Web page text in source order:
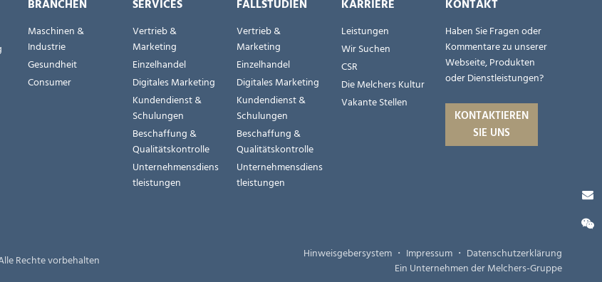
BRANCHEN
Maschinen &
Industrie
Gesundheit
Consumer
SERVICES
Vertrieb &
Marketing
Einzelhandel
Digitales Marketing
Kundendienst &
Schulungen
Beschaffung &
Qualitätskontrolle
Unternehmensdiens
tleistungen
FALLSTUDIEN
Vertrieb &
Marketing
Einzelhandel
Digitales Marketing
Kundendienst &
Schulungen
Beschaffung &
Qualitätskontrolle
Unternehmensdiens
tleistungen
KARRIERE
Leistungen
Wir Suchen
CSR
Die Melchers Kultur
Vakante Stellen
KONTAKT
Haben Sie Fragen oder
Kommentare zu unserer
Webseite, Produkten
oder Dienstleistungen?
KONTAKTIEREN
SIE UNS
Rechte vorbehalten Hinweisgebersystem ・ Impressum ・ Datenschutzerklärung
Ein Unternehmen der Melchers-Gruppe